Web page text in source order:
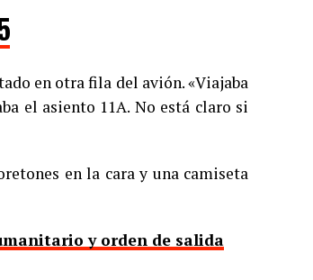
en otra fila del avión. «Viajaba
el asiento 11A. No está claro si
en la cara y una camiseta
y orden de salida